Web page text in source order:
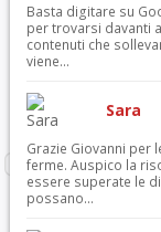
Basta digitare su
per trovarsi davanti
contenuti che
viene...
Sara
Grazie Giovanni per
ferme. Auspico la
essere superate le
possano...